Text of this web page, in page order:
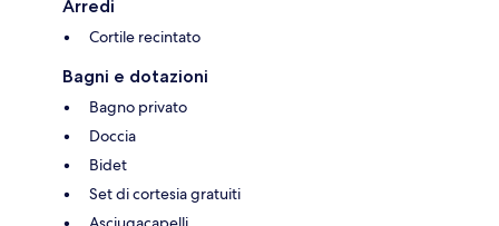
Arredi
Cortile recintato
Bagni e dotazioni
Bagno privato
Doccia
Bidet
Set di cortesia gratuiti